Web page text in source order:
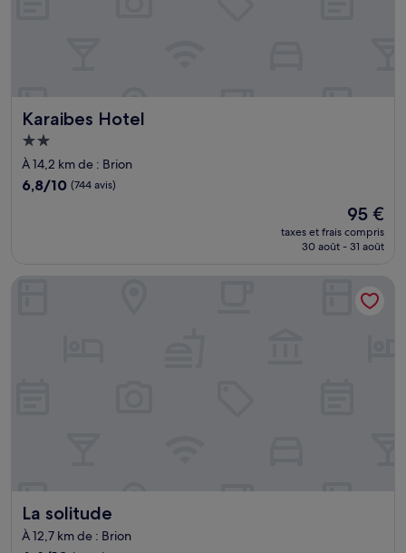
Karaibes Hotel
Karaibes Hotel
Hébergement
2.0 étoiles
À 14,2 km de : Brion
6.8
6,8/10 (744 avis)
Le
nouveau
prix
95 €
95 €
taxes et frais compris
30 août - 31 août
La solitude
La solitude
À 12,7 km de : Brion
La solitude